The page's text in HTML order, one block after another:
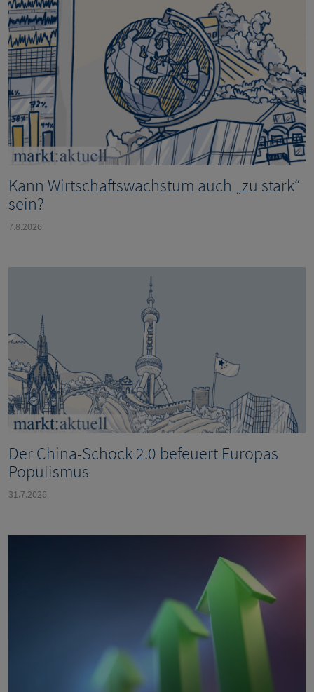
Kann Wirtschaftswachstum auch „zu stark“
sein?
7.8.2026
Der China-Schock 2.0 befeuert Europas
Populismus
31.7.2026